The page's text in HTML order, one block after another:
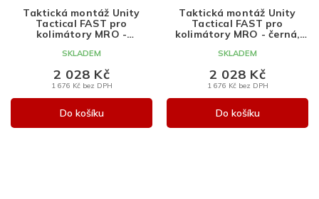
R
Taktická montáž Unity
Tactical FAST pro
kolimátory MRO -
SKLADEM
1 676 Kč bez DPH
2 028 Kč
Do košíku
R
M
Taktická montáž Unity
Tactical FAST pro
kolimátory MRO - černá,
SKLADEM
1 676 Kč bez DPH
2 028 Kč
Do košíku